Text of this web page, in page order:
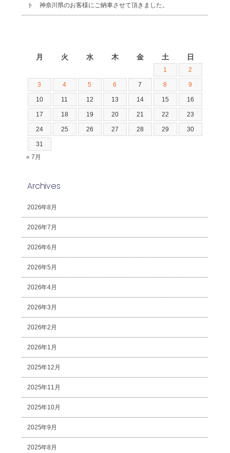
ト 神奈川県のお客様にご納車させて頂きました。
月 火 水 木 金 土 日
1 2
3 4 5 6 7 8 9
10 11 12 13 14 15 16
17 18 19 20 21 22 23
24 25 26 27 28 29 30
31
« 7月
Archives
2026年8月
2026年7月
2026年6月
2026年5月
2026年4月
2026年3月
2026年2月
2026年1月
2025年12月
2025年11月
2025年10月
2025年9月
2025年8月